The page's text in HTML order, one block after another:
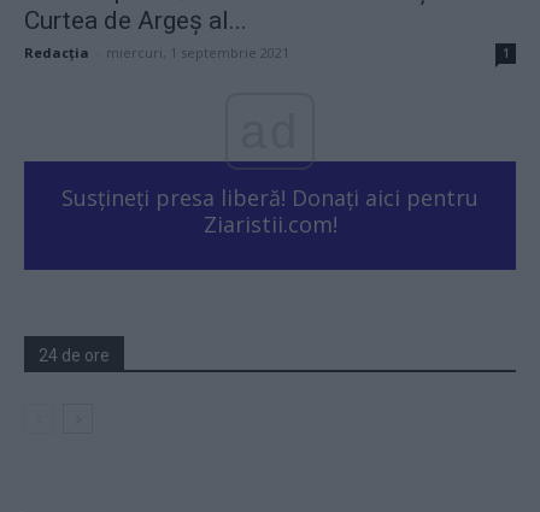
Curtea de Argeș al...
Redacţia miercuri, 1 septembrie 2021 1
Susțineți presa liberă! Donați aici pentru
Ziaristii.com!
24 de ore